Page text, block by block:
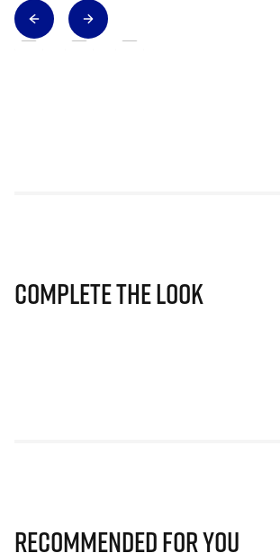
Complete The Look
Recommended for you